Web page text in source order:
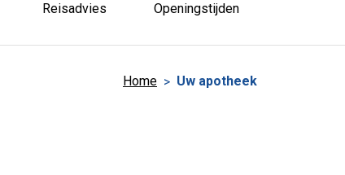
Reisadvies Openingstijden
Home Uw apotheek